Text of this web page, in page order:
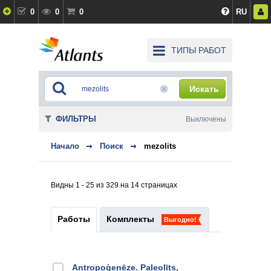
0 0 0 RU
ТИПЫ РАБОТ
Искать
Начало Поиск mezolits
Видны 1 - 25 из 329 на 14 страницах
Работы Комплекты Выгодно!
Antropoģenēze. Paleolīts,
ФИЛЬТРЫ Выключены